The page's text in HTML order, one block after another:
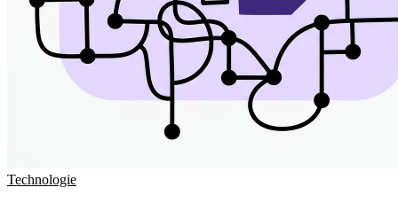
Technologie